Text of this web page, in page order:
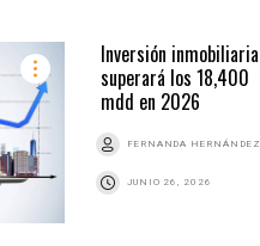
Inversión inmobiliaria
superará los 18,400
mdd en 2026
FERNANDA HERNÁNDEZ
JUNIO 26, 2026